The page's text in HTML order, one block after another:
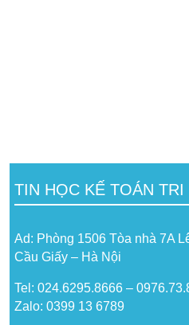
TIN HỌC KẾ TOÁN
Ad: Phòng 1506 Tòa nhà 7A
Cầu Giấy – Hà Nội
Tel: 024.6295.8666 –
Zalo: 0399 13 6789